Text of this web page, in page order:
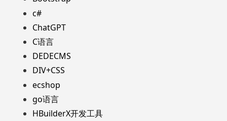
c#
ChatGPT
C语言
DEDECMS
DIV+CSS
ecshop
go语言
HBuilderX开发工具